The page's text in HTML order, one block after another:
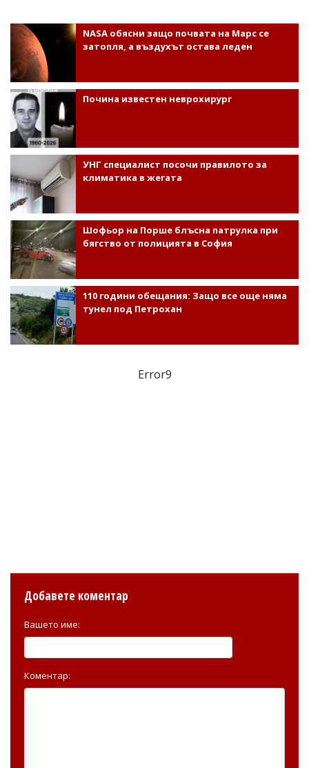
NASA обясни защо почвата на Марс се
затопля, а въздухът остава леден
Почина известен неврохирург
УНГ специалист посочи правилото за
климатика в жегата
Шофьор на Порше блъсна патрулка при
бягство от полицията в София
110 години обещания: Защо все още няма
тунел под Петрохан
Error9
Добавете коментар
Вашето име:
Коментар: